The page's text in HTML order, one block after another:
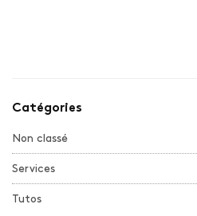
Catégories
Non classé
Services
Tutos